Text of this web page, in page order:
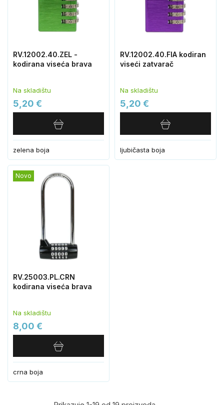
RV.12002.40.ZEL -
kodirana viseća brava
Na skladištu
5,20 €
zelena boja
RV.12002.40.FIA kodiran
viseći zatvarač
Na skladištu
5,20 €
ljubičasta boja
Novo
RV.25003.PL.CRN
kodirana viseća brava
Na skladištu
8,00 €
crna boja